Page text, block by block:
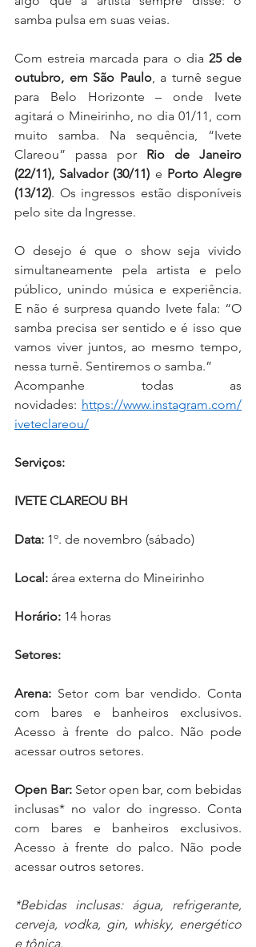
samba pulsa em suas veias.
Com estreia marcada para o dia 25 de
outubro, em São Paulo, a turnê segue
para Belo Horizonte – onde Ivete
agitará o Mineirinho, no dia 01/11, com
muito samba. Na sequência, “Ivete
Clareou” passa por Rio de Janeiro
(22/11), Salvador (30/11) e Porto Alegre
(13/12). Os ingressos estão disponíveis
pelo site da Ingresse.
O desejo é que o show seja vivido
simultaneamente pela artista e pelo
público, unindo música e experiência.
E não é surpresa quando Ivete fala: “O
samba precisa ser sentido e é isso que
vamos viver juntos, ao mesmo tempo,
nessa turnê. Sentiremos o samba.”
Acompanhe todas as
novidades: https://www.instagram.com/
iveteclareou/
Serviços:
IVETE CLAREOU BH
Data: 1º. de novembro (sábado)
Local: área externa do Mineirinho
Horário: 14 horas
Setores:
Arena: Setor com bar vendido. Conta
com bares e banheiros exclusivos.
Acesso à frente do palco. Não pode
acessar outros setores.
Open Bar: Setor open bar, com bebidas
inclusas* no valor do ingresso. Conta
com bares e banheiros exclusivos.
Acesso à frente do palco. Não pode
acessar outros setores.
*Bebidas inclusas: água, refrigerante,
cerveja, vodka, gin, whisky, energético
e tônica.